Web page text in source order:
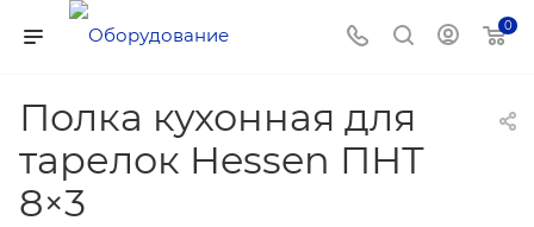
0
Полка кухонная для
тарелок Hessen ПНТ
8×3